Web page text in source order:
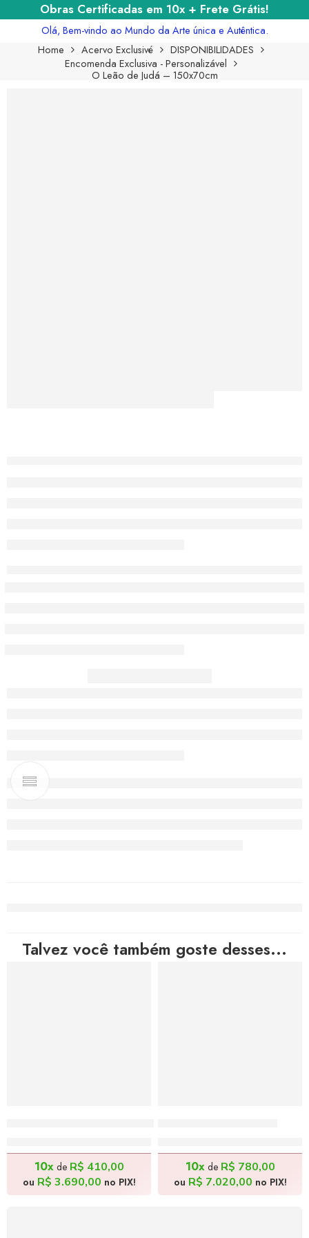
Obras Certificadas em 10x + Frete Grátis!
Olá, Bem-vindo ao Mundo da Arte única e Autêntica.
Home
Acervo Exclusivé
DISPONIBILIDADES
Encomenda Exclusiva - Personalizável
O Leão de Judá – 150x70cm
Talvez você também goste desses...
10xde R$ 410,00
ou R$ 3.690,00 no PIX!
10xde R$ 780,00
ou R$ 7.020,00 no PIX!